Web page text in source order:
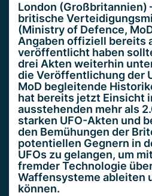
London (Großbritannien)
britische
(Ministry of Defence,
Angaben offiziell bereits
veröffentlicht haben
drei Akten weiterhin
die Veröffentlichung der
MoD begleitende
hat bereits jetzt Einsicht
ausstehenden mehr als
starken UFO-Akten und
den Bemühungen der
potentiellen Gegnern in
UFOs zu gelangen, um
fremder Technologie
Waffensysteme ableiten
können.